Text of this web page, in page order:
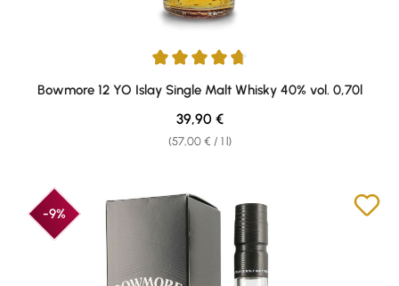
Average rating of 4.75 out of 5 stars
Bowmore 12 YO Islay Single Malt Whisky 40% vol. 0,70l
(57,00 € / 1 l)
Regular price:
39,90 €
-9%